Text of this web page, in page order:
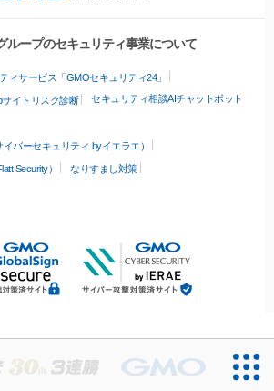
ループのセキュリティ事業について
ィサービス「GMOセキュリティ24」
サイトリスク診断 セキュリティ相談AIチャットボット
バーセキュリティ byイエラエ）
Security）
なりすまし対策